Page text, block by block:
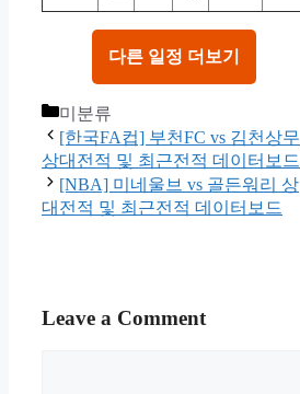
다른 일정 더보기
Categories
미분류
[한국FA컵] 부천FC vs 김천상무
상대전적 및 최근전적 데이터보드
[NBA] 미네울브 vs 골든워리 상
대전적 및 최근전적 데이터보드
Leave a Comment